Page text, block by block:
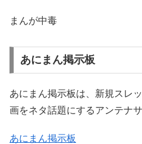
まんが中毒
あにまん掲示板
あにまん掲示板は、新規スレ
画をネタ話題にするアンテナサ
あにまん掲示板